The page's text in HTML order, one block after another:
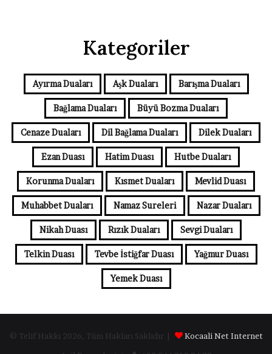
Kategoriler
Ayırma Duaları Aşk Duaları Barışma Duaları
Bağlama Duaları Büyü Bozma Duaları
Cenaze Duaları Dil Bağlama Duaları Dilek Duaları
Ezan Duası Hatim Duası Hutbe Duaları
Korunma Duaları Kısmet Duaları Mevlid Duası
Muhabbet Duaları Namaz Sureleri Nazar Duaları
Nikah Duası Rızık Duaları Sevgi Duaları
Telkin Duası Tevbe İstiğfar Duası Yağmur Duası
Yemek Duası
© Telif Hakkı 2026, Tüm Hakları Saklıdır |
Kocaali Net Internet